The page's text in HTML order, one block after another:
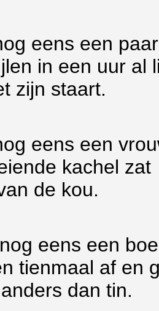
eens een
in een uur al
zijn staart.
eens een
kachel zat
de kou.
eens een
tienmaal af en
dan tin.